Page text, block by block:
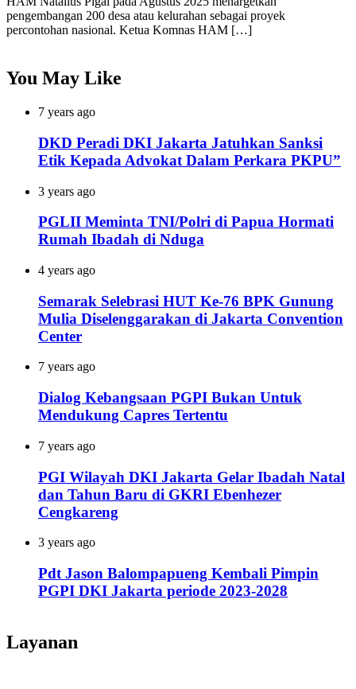
pengembangan 200 desa atau kelurahan sebagai proyek
percontohan nasional. Ketua Komnas HAM […]
You May Like
7 years ago
DKD Peradi DKI Jakarta Jatuhkan Sanksi
Etik Kepada Advokat Dalam Perkara PKPU”
3 years ago
PGLII Meminta TNI/Polri di Papua Hormati
Rumah Ibadah di Nduga
4 years ago
Semarak Selebrasi HUT Ke-76 BPK Gunung
Mulia Diselenggarakan di Jakarta Convention
Center
7 years ago
Dialog Kebangsaan PGPI Bukan Untuk
Mendukung Capres Tertentu
7 years ago
PGI Wilayah DKI Jakarta Gelar Ibadah Natal
dan Tahun Baru di GKRI Ebenhezer
Cengkareng
3 years ago
Pdt Jason Balompapueng Kembali Pimpin
PGPI DKI Jakarta periode 2023-2028
Layanan